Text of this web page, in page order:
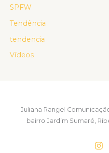
SPFW
Tendência
tendencia
Vídeos
Juliana Rangel
bairro Jardim Sumaré,